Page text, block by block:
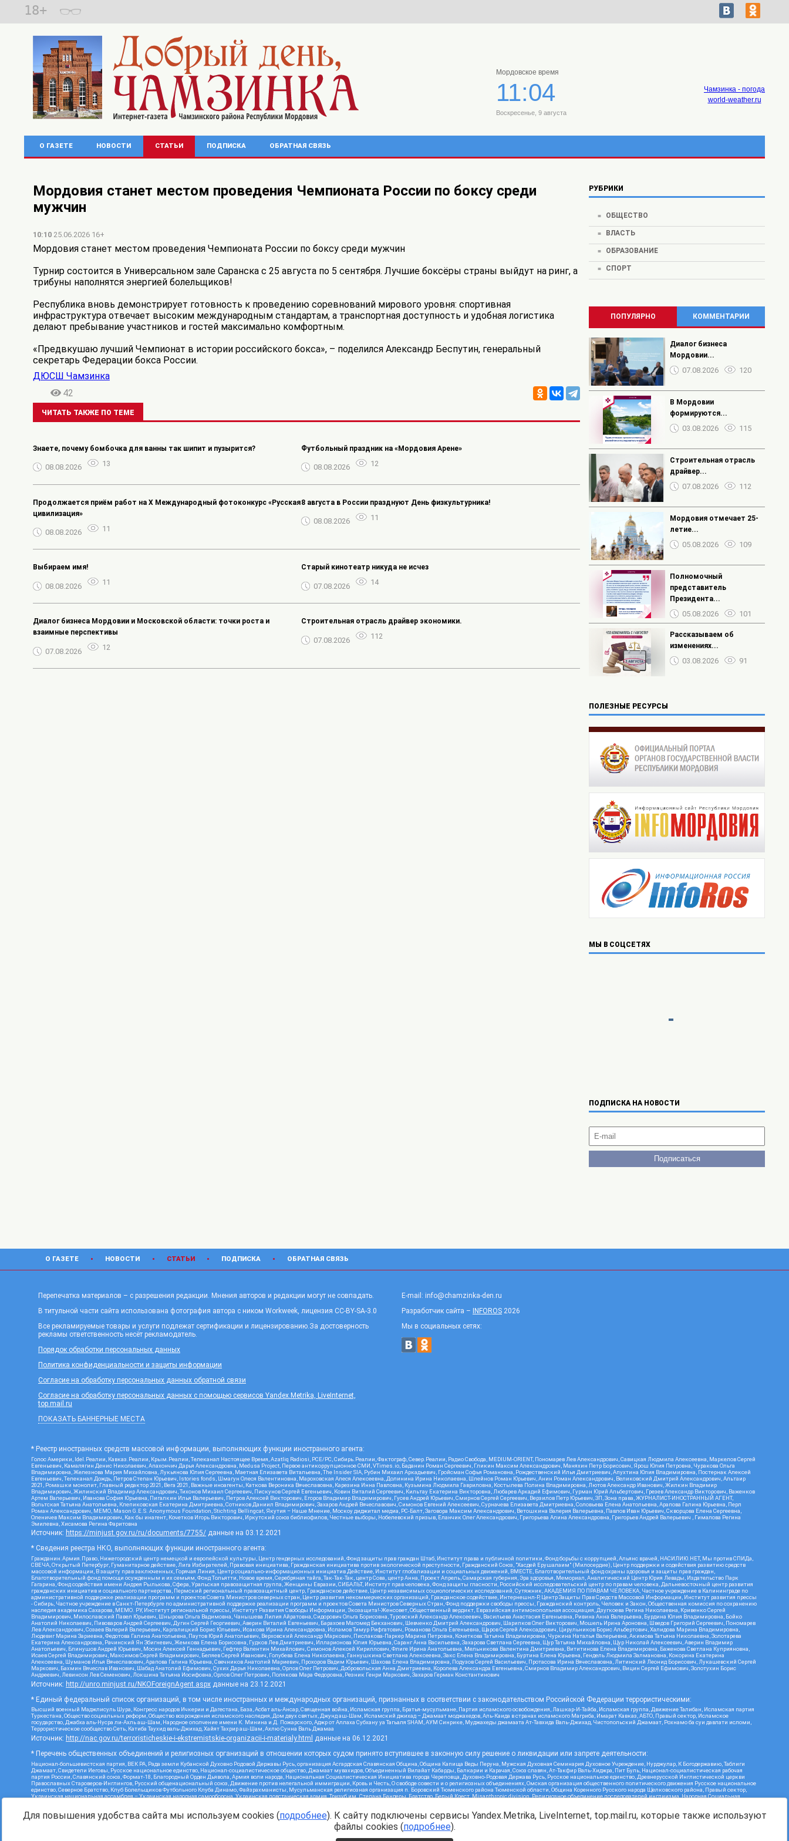
18+
Мордовское время
11:04
Воскресенье, 9 августа
Чамзинка - погода
world-weather.ru
О ГАЗЕТЕ НОВОСТИ СТАТЬИ ПОДПИСКА ОБРАТНАЯ СВЯЗЬ
Мордовия станет местом проведения Чемпионата России по боксу среди
мужчин
10:10 25.06.2026 16+
Мордовия станет местом проведения Чемпионата России по боксу среди мужчин
Турнир состоится в Универсальном зале Саранска с 25 августа по 5 сентября. Лучшие боксёры страны выйдут на ринг, а
трибуны наполнятся энергией болельщиков!
Республика вновь демонстрирует готовность к проведению соревнований мирового уровня: спортивная
инфраструктура отвечает высоким международным стандартам, а транспортная доступность и удобная логистика
делают пребывание участников и гостей максимально комфортным.
«Предвкушаю лучший Чемпионат в истории российского бокса», – поделился Александр Беспутин, генеральный
секретарь Федерации бокса России.
ДЮСШ Чамзинка
42
ЧИТАТЬ ТАКЖЕ ПО ТЕМЕ
Знаете, почему бомбочка для ванны так шипит и пузырится?
08.08.2026 13
️Футбольный праздник на «Мордовия Арене»
08.08.2026 12
Продолжается приём работ на Х Международный фотоконкурс «Русская
цивилизация»
08.08.2026 11
8 августа в России празднуют День физкультурника!
08.08.2026 11
Выбираем имя!
08.08.2026 11
Старый кинотеатр никуда не исчез
07.08.2026 14
Диалог бизнеса Мордовии и Московской области: точки роста и
взаимные перспективы
07.08.2026 12
Строительная отрасль драйвер экономики.
07.08.2026 112
РУБРИКИ
ОБЩЕСТВО
ВЛАСТЬ
ОБРАЗОВАНИЕ
СПОРТ
ПОПУЛЯРНО КОММЕНТАРИИ
Диалог бизнеса
Мордовии...
07.08.2026 120
В Мордовии
формируются...
03.08.2026 115
Строительная отрасль
драйвер...
07.08.2026 112
Мордовия отмечает 25-
летие...
05.08.2026 109
Полномочный
представитель
Президента...
05.08.2026 101
Рассказываем об
изменениях...
03.08.2026 91
ПОЛЕЗНЫЕ РЕСУРСЫ
МЫ В СОЦСЕТЯХ
ПОДПИСКА НА НОВОСТИ
О ГАЗЕТЕ НОВОСТИ СТАТЬИ ПОДПИСКА ОБРАТНАЯ СВЯЗЬ
Перепечатка материалов – с разрешения редакции. Мнения авторов и редакции могут не совпадать.
В титульной части сайта использована фотография автора с ником Workweek, лицензия CC-BY-SA-3.0
Все рекламируемые товары и услуги подлежат сертификации и лицензированию.За достоверность
рекламы ответственность несёт рекламодатель.
Порядок обработки персональных данных
Политика конфиденциальности и защиты информации
Согласие на обработку персональных данных обратной связи
Согласие на обработку персональных данных с помощью сервисов Yandex.Metrika, LiveInternet,
top.mail.ru
ПОКАЗАТЬ БАННЕРНЫЕ МЕСТА
E-mail: info@chamzinka-den.ru
Разработчик сайта – INFOROS 2026
Мы в социальных сетях:
* Реестр иностранных средств массовой информации, выполняющих функции иностранного агента:
Голос Америки, Idel.Реалии, Кавказ.Реалии, Крым.Реалии, Телеканал Настоящее Время, Azatliq Radiosi, PCE/PC, Сибирь.Реалии, Фактограф, Север.Реалии, Радио Свобода, MEDIUM-ORIENT, Пономарев Лев Александрович, Савицкая Людмила Алексеевна, Маркелов Сергей
Евгеньевич, Камалягин Денис Николаевич, Апахончич Дарья Александровна, Medusa Project, Первое антикоррупционное СМИ, VTimes.io, Баданин Роман Сергеевич, Гликин Максим Александрович, Маняхин Петр Борисович, Ярош Юлия Петровна, Чуракова Ольга
Владимировна, Железнова Мария Михайловна, Лукьянова Юлия Сергеевна, Маетная Елизавета Витальевна, The Insider SIA, Рубин Михаил Аркадьевич, Гройсман Софья Романовна, Рождественский Илья Дмитриевич, Апухтина Юлия Владимировна, Постернак Алексей
Евгеньевич, Телеканал Дождь, Петров Степан Юрьевич, Istories fonds, Шмагун Олеся Валентиновна, Мароховская Алеся Алексеевна, Долинина Ирина Николаевна, Шлейнов Роман Юрьевич, Анин Роман Александрович, Великовский Дмитрий Александрович, Альтаир
2021, Ромашки монолит, Главный редактор 2021, Вега 2021, Важные иноагенты, Каткова Вероника Вячеславовна, Карезина Инна Павловна, Кузьмина Людмила Гавриловна, Костылева Полина Владимировна, Лютов Александр Иванович, Жилкин Владимир
Владимирович, Жилинский Владимир Александрович, Тихонов Михаил Сергеевич, Пискунов Сергей Евгеньевич, Ковин Виталий Сергеевич, Кильтау Екатерина Викторовна, Любарев Аркадий Ефимович, Гурман Юрий Альбертович, Грезев Александр Викторович, Важенков
Артем Валерьевич, Иванова София Юрьевна, Пигалкин Илья Валерьевич, Петров Алексей Викторович, Егоров Владимир Владимирович, Гусев Андрей Юрьевич, Смирнов Сергей Сергеевич, Верзилов Петр Юрьевич, ЗП, Зона права, ЖУРНАЛИСТ-ИНОСТРАННЫЙ АГЕНТ,
Вольтская Татьяна Анатольевна, Клепиковская Екатерина Дмитриевна, Сотников Даниил Владимирович, Захаров Андрей Вячеславович, Симонов Евгений Алексеевич, Сурначева Елизавета Дмитриевна, Соловьева Елена Анатольевна, Арапова Галина Юрьевна, Перл
Роман Александрович, МЕМО, Mason G.E.S. Anonymous Foundation, Stichting Bellingcat, Якутия – Наше Мнение, Москоу диджитал медиа, РС-Балт, Заговора Максим Александрович, Ветошкина Валерия Валерьевна, Павлов Иван Юрьевич, Скворцова Елена Сергеевна,
Оленичев Максим Владимирович, Как бы инагент, Кочетков Игорь Викторович, Иркутский союз библиофилов, Честные выборы, Нобелевский призыв, Еланчик Олег Александрович, Григорьева Алина Александровна, Григорьев Андрей Валерьевич , Гималова Регина
Эмилевна, Хисамова Регина Фаритовна
Источник: https://minjust.gov.ru/ru/documents/7755/ данные на 03.12.2021
* Сведения реестра НКО, выполняющих функции иностранного агента:
Гражданин.Армия.Право, Нижегородский центр немецкой и европейской культуры, Центр гендерных исследований, Фонд защиты прав граждан Штаб, Институт права и публичной политики, Фонд борьбы с коррупцией, Альянс врачей, НАСИЛИЮ.НЕТ, Мы против СПИДа,
СВЕЧА, Открытый Петербург, Гуманитарное действие, Лига Избирателей, Правовая инициатива, Гражданская инициатива против экологической преступности, Гражданский Союз, "Хасдей Ерушалаим" (Милосердие), Центр поддержки и содействия развитию средств
массовой информации, В защиту прав заключенных, Горячая Линия, Центр социально-информационных инициатив Действие, Институт глобализации и социальных движений, ВМЕСТЕ, Благотворительный фонд охраны здоровья и защиты прав граждан,
Благотворительный фонд помощи осужденным и их семьям, Фонд Тольятти, Новое время, Серебряная тайга, Так-Так-Так, центр Сова, центр Анна, Проект Апрель, Самарская губерния, Эра здоровья, Мемориал, Аналитический Центр Юрия Левады, Издательство Парк
Гагарина, Фонд содействия имени Андрея Рылькова, Сфера, Уральская правозащитная группа, Женщины Евразии, СИБАЛЬТ, Институт прав человека, Фонд защиты гласности, Российский исследовательский центр по правам человека, Дальневосточный центр развития
гражданских инициатив и социального партнерства, Пермский региональный правозащитный центр, Гражданское действие, Центр независимых социологических исследований, Сутяжник, АКАДЕМИЯ ПО ПРАВАМ ЧЕЛОВЕКА, Частное учреждение в Калининграде по
административной поддержке реализации программ и проектов Совета Министров северных стран, Центр развития некоммерческих организаций, Гражданское содействие, Интернешнл-Р, Центр Защиты Прав Средств Массовой Информации, Институт развития прессы
- Сибирь, Частное учреждение в Санкт-Петербурге по административной поддержке реализации программ и проектов Совета Министров Северных Стран, Фонд поддержки свободы прессы, Гражданский контроль, Человек и Закон, Общественная комиссия по сохранению
наследия академика Сахарова, МЕМО. РУ, Институт региональной прессы, Институт Развития Свободы Информации, Экозащита!-Женсовет, Общественный вердикт, Евразийская антимонопольная ассоциация, Дзугкоева Регина Николаевна, Кривенко Сергей
Владимирович, Милославский Павел Юрьевич, Шнырова Ольга Вадимовна, Чанышева Лилия Айратовна, Сидорович Ольга Борисовна, Туровский Александр Алексеевич, Васильева Анастасия Евгеньевна, Ривина Анна Валерьевна, Бурдина Юлия Владимировна, Бойко
Анатолий Николаевич, Пивоваров Андрей Сергеевич, Дугин Сергей Георгиевич, Аверин Виталий Евгеньевич, Барахоев Магомед Бекханович, Шевченко Дмитрий Александрович, Шарипков Олег Викторович, Мошель Ирина Ароновна, Шведов Григорий Сергеевич, Пономарев
Лев Александрович, Созаев Валерий Валерьевич, Каргалицкий Борис Юльевич, Исакова Ирина Александровна, Исламов Тимур Рифгатович, Романова Ольга Евгеньевна, Щаров Сергей Алексадрович, Цирульников Борис Альбертович, Халидова Марина Владимировна,
Людевиг Марина Зариевна, Федотова Галина Анатольевна, Паутов Юрий Анатольевич, Верховский Александр Маркович, Пислакова-Паркер Марина Петровна, Кочеткова Татьяна Владимировна, Чуркина Наталья Валерьевна, Акимова Татьяна Николаевна, Золотарева
Екатерина Александровна, Рачинский Ян Збигневич, Жемкова Елена Борисовна, Гудков Лев Дмитриевич, Илларионова Юлия Юрьевна, Саранг Анна Васильевна, Захарова Светлана Сергеевна, Щур Татьяна Михайловна, Щур Николай Алексеевич, Аверин Владимир
Анатольевич, Блинушов Андрей Юрьевич, Мосин Алексей Геннадьевич, Гефтер Валентин Михайлович, Симонов Алексей Кириллович, Флиге Ирина Анатольевна, Мельникова Валентина Дмитриевна, Вититинова Елена Владимировна, Баженова Светлана Куприяновна,
Исаев Сергей Владимирович, Максимов Сергей Владимирович, Беляев Сергей Иванович, Голубева Елена Николаевна, Ганнушкина Светлана Алексеевна, Закс Елена Владимировна, Буртина Елена Юрьевна, Гендель Людмила Залмановна, Кокорина Екатерина
Алексеевна, Шуманов Илья Вячеславович, Арапова Галина Юрьевна, Свечников Анатолий Мариевич, Прохоров Вадим Юрьевич, Шахова Елена Владимировна, Подузов Сергей Васильевич, Протасова Ирина Вячеславовна, Литинский Леонид Борисович, Лукашевский Сергей
Маркович, Бахмин Вячеслав Иванович, Шабад Анатолий Ефимович, Сухих Дарья Николаевна, Орлов Олег Петрович, Добровольская Анна Дмитриевна, Королева Александра Евгеньевна, Смирнов Владимир Александрович, Вицин Сергей Ефимович, Золотухин Борис
Андреевич, Левинсон Лев Семенович, Локшина Татьяна Иосифовна, Орлов Олег Петрович, Полякова Мара Федоровна, Резник Генри Маркович, Захаров Герман Константинович
Источник: http://unro.minjust.ru/NKOForeignAgent.aspx данные на 23.12.2021
* Единый федеральный список организаций, в том числе иностранных и международных организаций, признанных в соответствии с законодательством Российской Федерации террористическими:
Высший военный Маджлисуль Шура, Конгресс народов Ичкерии и Дагестана, База, Асбат аль-Ансар, Священная война, Исламская группа, Братья-мусульмане, Партия исламского освобождения, Лашкар-И-Тайба, Исламская группа, Движение Талибан, Исламская партия
Туркестана, Общество социальных реформ, Общество возрождения исламского наследия, Дом двух святых, Джунд аш-Шам, Исламский джихад – Джамаат моджахедов, Аль-Каида в странах исламского Магриба, Имарат Кавказ, АБТО, Правый сектор, Исламское
государство, Джабха аль-Нусра ли-Ахль аш-Шам, Народное ополчение имени К. Минина и Д. Пожарского, Аджр от Аллаха Субхану уа Тагьаля SHAM, АУМ Синрике, Муджахеды джамаата Ат-Тавхида Валь-Джихад, Чистопольский Джамаат, Рохнамо ба суи давлати исломи,
Террористическое сообщество Сеть, Катиба Таухид валь-Джихад, Хайят Тахрир аш-Шам, Ахлю Сунна Валь Джамаа
Источник: http://nac.gov.ru/terroristicheskie-i-ekstremistskie-organizacii-i-materialy.html данные на 06.12.2021
* Перечень общественных объединений и религиозных организаций в отношении которых судом принято вступившее в законную силу решение о ликвидации или запрете деятельности:
Национал-большевистская партия, ВЕК РА, Рада земли Кубанской Духовно Родовой Державы Русь, организация Асгардская Славянская Община, Община Капища Веды Перуна, Мужская Духовная Семинария Духовное Учреждение, Нурджулар, К Богодержавию, Таблиги
Джамаат, Свидетели Иеговы, Русское национальное единство, Национал-социалистическое общество, Джамаат мувахидов, Объединенный Вилайат Кабарды, Балкарии и Карачая, Союз славян, Ат-Такфир Валь-Хиджра, Пит Буль, Национал-социалистическая рабочая
партия России, Славянский союз, Формат-18, Благородный Орден Дьявола, Армия воли народа, Национальная Социалистическая Инициатива города Череповца, Духовно-Родовая Держава Русь, Русское национальное единство, Древнерусской Инглистической церкви
Православных Староверов-Инглингов, Русский общенациональный союз, Движение против нелегальной иммиграции, Кровь и Честь, О свободе совести и о религиозных объединениях, Омская организация общественного политического движения Русское национальное
единство, Северное Братство, Клуб Болельщиков Футбольного Клуба Динамо, Файзрахманисты, Мусульманская религиозная организация п. Боровский Тюменского района Тюменской области, Община Коренного Русского народа Щелковского района, Правый сектор,
Украинская национальная ассамблея – Украинская народная самооборона, Украинская повстанческая армия, Тризуб им. Степана Бандеры, Братство, Белый Крест, Misanthropic division, Религиозное объединение последователей инглиизма, Народная Социальная
Союз Славянских Сил Руси, Алля-Аят, Благотворительный пансионат Ак Умут, Русская республика Русь, Арестантское уголовное единство, Башкорт, Нация и свобода, W.H.С., Фалунь Дафа, Иртыш Ultras, Русский Патриотический клуб-Новокузнецк/РПК, Сибирский
державный союз, Фонд борьбы с коррупцией, Фонд защиты прав граждан, Штабы Навального, Совет граждан СССР Прикубанского округа г. Краснодара
Для повышения удобства сайта мы используем cookies (подробнее). К сайту подключены сервисы Yandex.Metrika, LiveInternet, top.mail.ru, которые также используют
файлы cookies (подробнее).